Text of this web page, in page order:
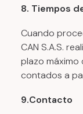
8. Tiempos
Cuando
CAN S.A.S.
plazo máximo
contados a
9.Contacto